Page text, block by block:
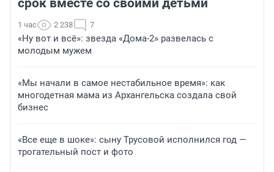
срок вместе со своими детьми
1 час 2 238 7
«Ну вот и всё»: звезда «Дома-2» развелась с
молодым мужем
«Мы начали в самое нестабильное время»: как
многодетная мама из Архангельска создала свой
бизнес
«Все еще в шоке»: сыну Трусовой исполнился год —
трогательный пост и фото